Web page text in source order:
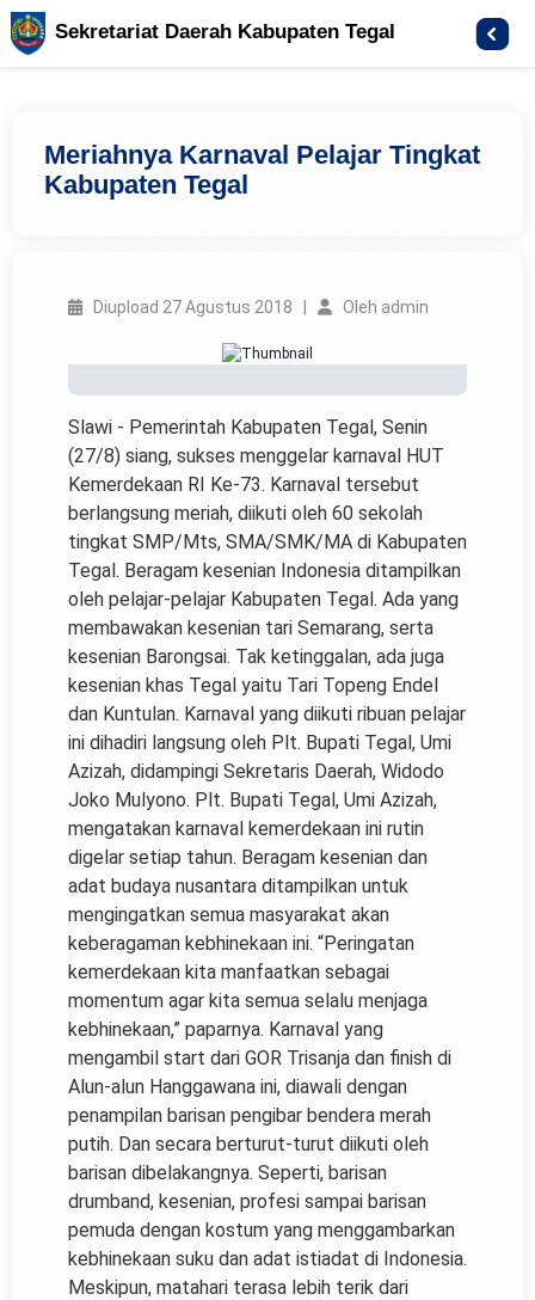
Sekretariat Daerah Kabupaten Tegal
Meriahnya Karnaval Pelajar Tingkat
Kabupaten Tegal
Diupload 27 Agustus 2018 | Oleh admin
Slawi - Pemerintah Kabupaten Tegal, Senin
(27/8) siang, sukses menggelar karnaval HUT
Kemerdekaan RI Ke-73. Karnaval tersebut
berlangsung meriah, diikuti oleh 60 sekolah
tingkat SMP/Mts, SMA/SMK/MA di Kabupaten
Tegal. Beragam kesenian Indonesia ditampilkan
oleh pelajar-pelajar Kabupaten Tegal. Ada yang
membawakan kesenian tari Semarang, serta
kesenian Barongsai. Tak ketinggalan, ada juga
kesenian khas Tegal yaitu Tari Topeng Endel
dan Kuntulan. Karnaval yang diikuti ribuan pelajar
ini dihadiri langsung oleh Plt. Bupati Tegal, Umi
Azizah, didampingi Sekretaris Daerah, Widodo
Joko Mulyono. Plt. Bupati Tegal, Umi Azizah,
mengatakan karnaval kemerdekaan ini rutin
digelar setiap tahun. Beragam kesenian dan
adat budaya nusantara ditampilkan untuk
mengingatkan semua masyarakat akan
keberagaman kebhinekaan ini. “Peringatan
kemerdekaan kita manfaatkan sebagai
momentum agar kita semua selalu menjaga
kebhinekaan,” paparnya. Karnaval yang
mengambil start dari GOR Trisanja dan finish di
Alun-alun Hanggawana ini, diawali dengan
penampilan barisan pengibar bendera merah
putih. Dan secara berturut-turut diikuti oleh
barisan dibelakangnya. Seperti, barisan
drumband, kesenian, profesi sampai barisan
pemuda dengan kostum yang menggambarkan
kebhinekaan suku dan adat istiadat di Indonesia.
Meskipun, matahari terasa lebih terik dari